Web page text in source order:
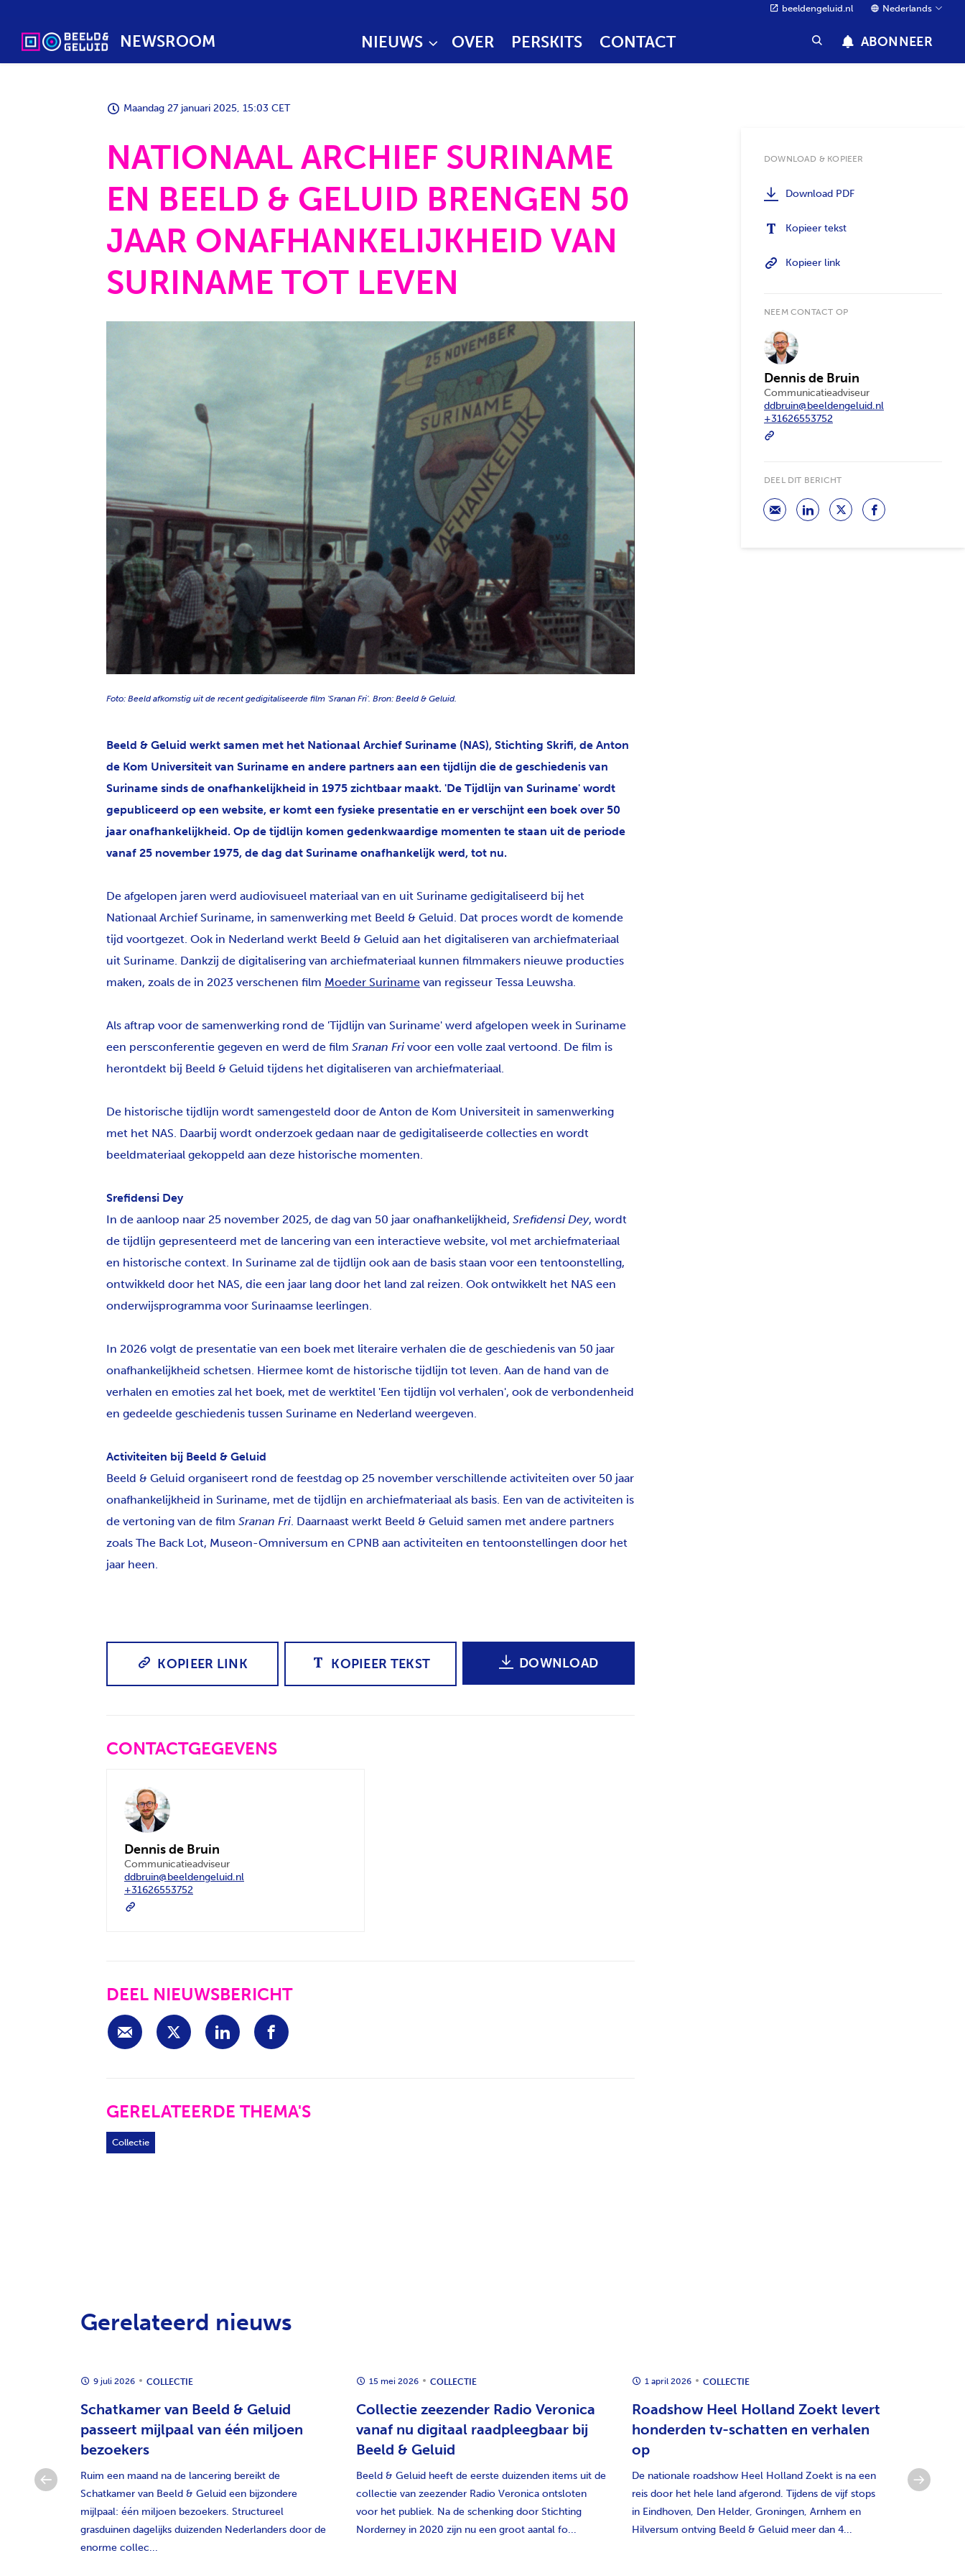
beeldengeluid.nl Nederlands
NEWSROOM NIEUWS OVER PERSKITS CONTACT ABONNEER
Maandag 27 januari 2025, 15:03 CET
NATIONAAL ARCHIEF SURINAME
EN BEELD & GELUID BRENGEN 50
JAAR ONAFHANKELIJKHEID VAN
SURINAME TOT LEVEN
Foto: Beeld afkomstig uit de recent gedigitaliseerde film 'Sranan Fri'. Bron: Beeld & Geluid.
Beeld & Geluid werkt samen met het Nationaal Archief Suriname (NAS), Stichting Skrifi, de Anton
de Kom Universiteit van Suriname en andere partners aan een tijdlijn die de geschiedenis van
Suriname sinds de onafhankelijkheid in 1975 zichtbaar maakt. 'De Tijdlijn van Suriname' wordt
gepubliceerd op een website, er komt een fysieke presentatie en er verschijnt een boek over 50
jaar onafhankelijkheid. Op de tijdlijn komen gedenkwaardige momenten te staan uit de periode
vanaf 25 november 1975, de dag dat Suriname onafhankelijk werd, tot nu.
De afgelopen jaren werd audiovisueel materiaal van en uit Suriname gedigitaliseerd bij het
Nationaal Archief Suriname, in samenwerking met Beeld & Geluid. Dat proces wordt de komende
tijd voortgezet. Ook in Nederland werkt Beeld & Geluid aan het digitaliseren van archiefmateriaal
uit Suriname. Dankzij de digitalisering van archiefmateriaal kunnen filmmakers nieuwe producties
maken, zoals de in 2023 verschenen film Moeder Suriname van regisseur Tessa Leuwsha.
Als aftrap voor de samenwerking rond de 'Tijdlijn van Suriname' werd afgelopen week in Suriname
een persconferentie gegeven en werd de film Sranan Fri voor een volle zaal vertoond. De film is
herontdekt bij Beeld & Geluid tijdens het digitaliseren van archiefmateriaal.
De historische tijdlijn wordt samengesteld door de Anton de Kom Universiteit in samenwerking
met het NAS. Daarbij wordt onderzoek gedaan naar de gedigitaliseerde collecties en wordt
beeldmateriaal gekoppeld aan deze historische momenten.
Srefidensi Dey
In de aanloop naar 25 november 2025, de dag van 50 jaar onafhankelijkheid, Srefidensi Dey, wordt
de tijdlijn gepresenteerd met de lancering van een interactieve website, vol met archiefmateriaal
en historische context. In Suriname zal de tijdlijn ook aan de basis staan voor een tentoonstelling,
ontwikkeld door het NAS, die een jaar lang door het land zal reizen. Ook ontwikkelt het NAS een
onderwijsprogramma voor Surinaamse leerlingen.
In 2026 volgt de presentatie van een boek met literaire verhalen die de geschiedenis van 50 jaar
onafhankelijkheid schetsen. Hiermee komt de historische tijdlijn tot leven. Aan de hand van de
verhalen en emoties zal het boek, met de werktitel 'Een tijdlijn vol verhalen', ook de verbondenheid
en gedeelde geschiedenis tussen Suriname en Nederland weergeven.
Activiteiten bij Beeld & Geluid
Beeld & Geluid organiseert rond de feestdag op 25 november verschillende activiteiten over 50 jaar
onafhankelijkheid in Suriname, met de tijdlijn en archiefmateriaal als basis. Een van de activiteiten is
de vertoning van de film Sranan Fri. Daarnaast werkt Beeld & Geluid samen met andere partners
zoals The Back Lot, Museon-Omniversum en CPNB aan activiteiten en tentoonstellingen door het
jaar heen.
KOPIEER LINK KOPIEER TEKST DOWNLOAD
CONTACTGEGEVENS
Dennis de Bruin
Communicatieadviseur
ddbruin@beeldengeluid.nl
+31626553752
DEEL NIEUWSBERICHT
GERELATEERDE THEMA'S
Collectie
DOWNLOAD & KOPIEER
Download PDF
Kopieer tekst
Kopieer link
NEEM CONTACT OP
Dennis de Bruin
Communicatieadviseur
ddbruin@beeldengeluid.nl
+31626553752
DEEL DIT BERICHT
Gerelateerd nieuws
van de
9 juli 2026 COLLECTIE
Schatkamer van Beeld & Geluid
passeert mijlpaal van één miljoen
bezoekers
Ruim een maand na de lancering bereikt de
Schatkamer van Beeld & Geluid een bijzondere
mijlpaal: één miljoen bezoekers. Structureel
grasduinen dagelijks duizenden Nederlanders door de
enorme collec...
15 mei 2026 COLLECTIE
Collectie zeezender Radio Veronica
vanaf nu digitaal raadpleegbaar bij
Beeld & Geluid
Beeld & Geluid heeft de eerste duizenden items uit de
collectie van zeezender Radio Veronica ontsloten
voor het publiek. Na de schenking door Stichting
Norderney in 2020 zijn nu een groot aantal fo...
1 april 2026 COLLECTIE
Roadshow Heel Holland Zoekt levert
honderden tv-schatten en verhalen
op
De nationale roadshow Heel Holland Zoekt is na een
reis door het hele land afgerond. Tijdens de vijf stops
in Eindhoven, Den Helder, Groningen, Arnhem en
Hilversum ontving Beeld & Geluid meer dan 4...
NH Media
omroepen